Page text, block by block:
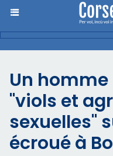
Un
"viols et
sexuelles"
écroué à